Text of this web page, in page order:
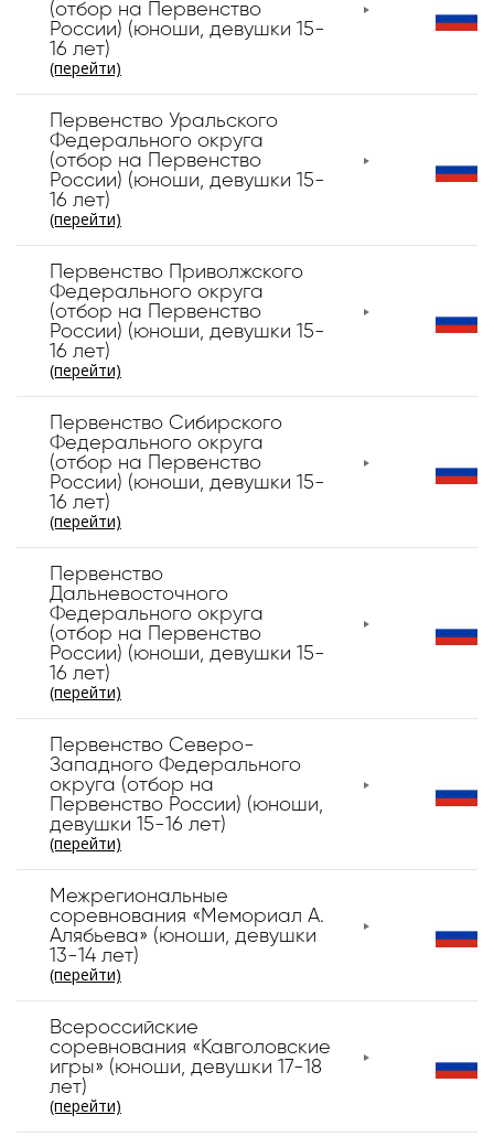
(отбор на Первенство
России) (юноши, девушки 15-
16 лет)
(перейти)
Первенство Уральского
Федерального округа
(отбор на Первенство
России) (юноши, девушки 15-
16 лет)
(перейти)
Первенство Приволжского
Федерального округа
(отбор на Первенство
России) (юноши, девушки 15-
16 лет)
(перейти)
Первенство Сибирского
Федерального округа
(отбор на Первенство
России) (юноши, девушки 15-
16 лет)
(перейти)
Первенство
Дальневосточного
Федерального округа
(отбор на Первенство
России) (юноши, девушки 15-
16 лет)
(перейти)
Первенство Северо-
Западного Федерального
округа (отбор на
Первенство России) (юноши,
девушки 15-16 лет)
(перейти)
Межрегиональные
соревнования «Мемориал А.
Алябьева» (юноши, девушки
13-14 лет)
(перейти)
Всероссийские
соревнования «Кавголовские
игры» (юноши, девушки 17-18
лет)
(перейти)